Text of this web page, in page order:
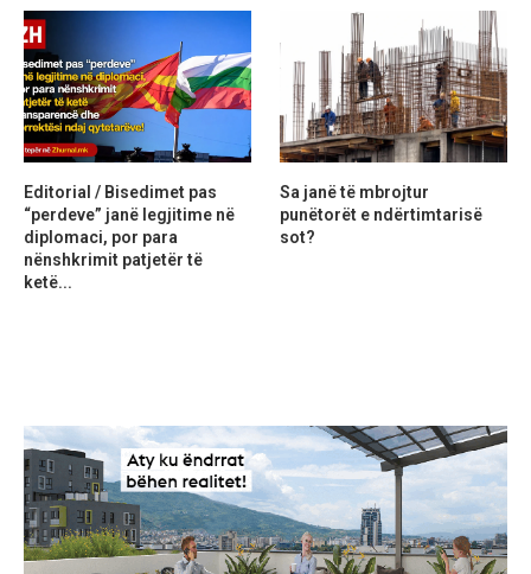
Editorial / Bisedimet pas
“perdeve” janë legjitime në
diplomaci, por para
nënshkrimit patjetër të
ketë...
Sa janë të mbrojtur
punëtorët e ndërtimtarisë
sot?